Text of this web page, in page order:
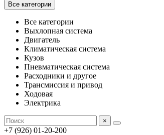
Все категории
Все категории
Выхлопная система
Двигатель
Климатическая система
Кузов
Пневматическая система
Расходники и другое
Трансмиссия и привод
Ходовая
Электрика
×
+7 (926) 01-20-200